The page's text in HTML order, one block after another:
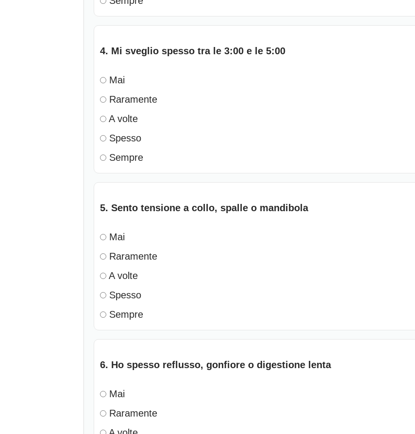
4. Mi sveglio spesso tra le 3:00 e le 5:00
Mai
Raramente
A volte
Spesso
Sempre
5. Sento tensione a collo, spalle o mandibola
Mai
Raramente
A volte
Spesso
Sempre
6. Ho spesso reflusso, gonfiore o digestione lenta
Mai
Raramente